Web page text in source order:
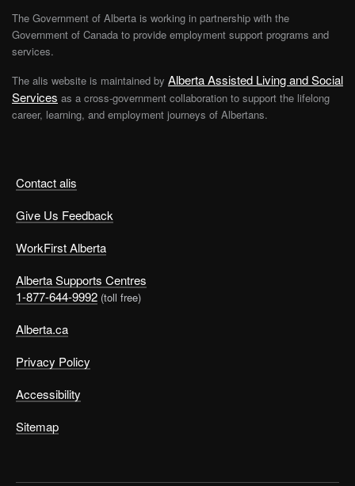
Contact alis
Give Us Feedback
WorkFirst Alberta
Alberta Supports Centres
1-877-644-9992 (toll free)
Alberta.ca
Privacy Policy
Accessibility
Sitemap
The Government of Alberta is working in partnership with the
Government of Canada to provide employment support programs and
services.
The alis website is maintained by Alberta Assisted Living and Social
Services as a cross-government collaboration to support the lifelong
career, learning, and employment journeys of Albertans.